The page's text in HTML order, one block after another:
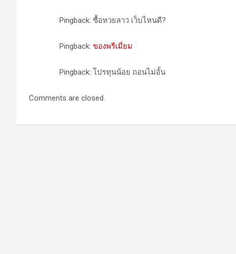
Pingback: ซื้อหวยลาว เว็บไหนดี?
Pingback: ของพรีเมี่ยม
Pingback: โปรทุนน้อย ถอนไม่อั้น
Comments are closed.